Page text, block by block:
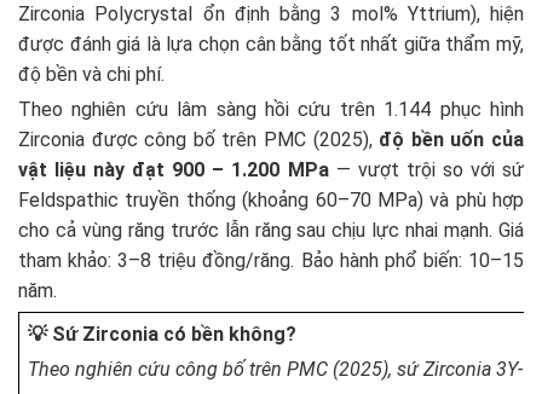
Zirconia Polycrystal ổn định bằng 3 mol% Yttrium), hiện
được đánh giá là lựa chọn cân bằng tốt nhất giữa thẩm mỹ,
độ bền và chi phí.
Theo nghiên cứu lâm sàng hồi cứu trên 1.144 phục hình
Zirconia được công bố trên PMC (2025), độ bền uốn của
vật liệu này đạt 900 – 1.200 MPa— vượt trội so với sứ
Feldspathic truyền thống (khoảng 60–70 MPa) và phù hợp
cho cả vùng răng trước lẫn răng sau chịu lực nhai mạnh. Giá
tham khảo: 3–8 triệu đồng/răng. Bảo hành phổ biến: 10–15
năm.
💡 Sứ Zirconia có bền không?
Theo nghiên cứu công bố trên PMC (2025), sứ Zirconia